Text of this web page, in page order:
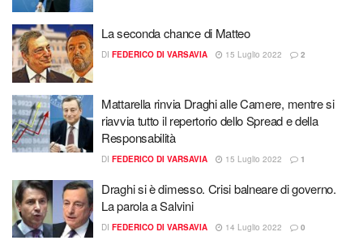
La seconda chance di Matteo
DI FEDERICO DI VARSAVIA 15 Luglio 2022 2
Mattarella rinvia Draghi alle Camere, mentre si
riavvia tutto il repertorio dello Spread e della
Responsabilità
DI FEDERICO DI VARSAVIA 15 Luglio 2022 1
Draghi si è dimesso. Crisi balneare di governo.
La parola a Salvini
DI FEDERICO DI VARSAVIA 14 Luglio 2022 0